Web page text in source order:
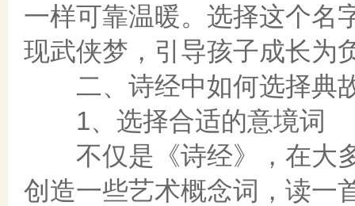
一样可靠温暖。选择这个名
现武侠梦，引导孩子成长为
二、诗经中如何选择典
1、选择合适的意境词
不仅是《诗经》，在大多
创造一些艺术概念词，读一